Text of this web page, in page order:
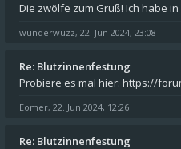
wunderwuzz, 22. Jun 2024, 23:08
Re: Blutzinnenfestung
Eomer, 22. Jun 2024, 12:26
Re: Blutzinnenfestung